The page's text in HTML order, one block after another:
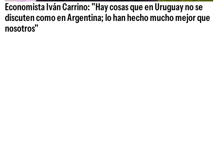
Economista Iván Carrino: "Hay cosas que en Uruguay no se
discuten como en Argentina; lo han hecho mucho mejor que
nosotros"